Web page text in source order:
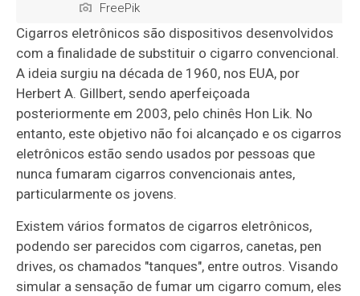
FreePik
Cigarros eletrônicos são dispositivos desenvolvidos
com a finalidade de substituir o cigarro convencional.
A ideia surgiu na década de 1960, nos EUA, por
Herbert A. Gillbert, sendo aperfeiçoada
posteriormente em 2003, pelo chinês Hon Lik. No
entanto, este objetivo não foi alcançado e os cigarros
eletrônicos estão sendo usados por pessoas que
nunca fumaram cigarros convencionais antes,
particularmente os jovens.
Existem vários formatos de cigarros eletrônicos,
podendo ser parecidos com cigarros, canetas, pen
drives, os chamados "tanques", entre outros. Visando
simular a sensação de fumar um cigarro comum, eles